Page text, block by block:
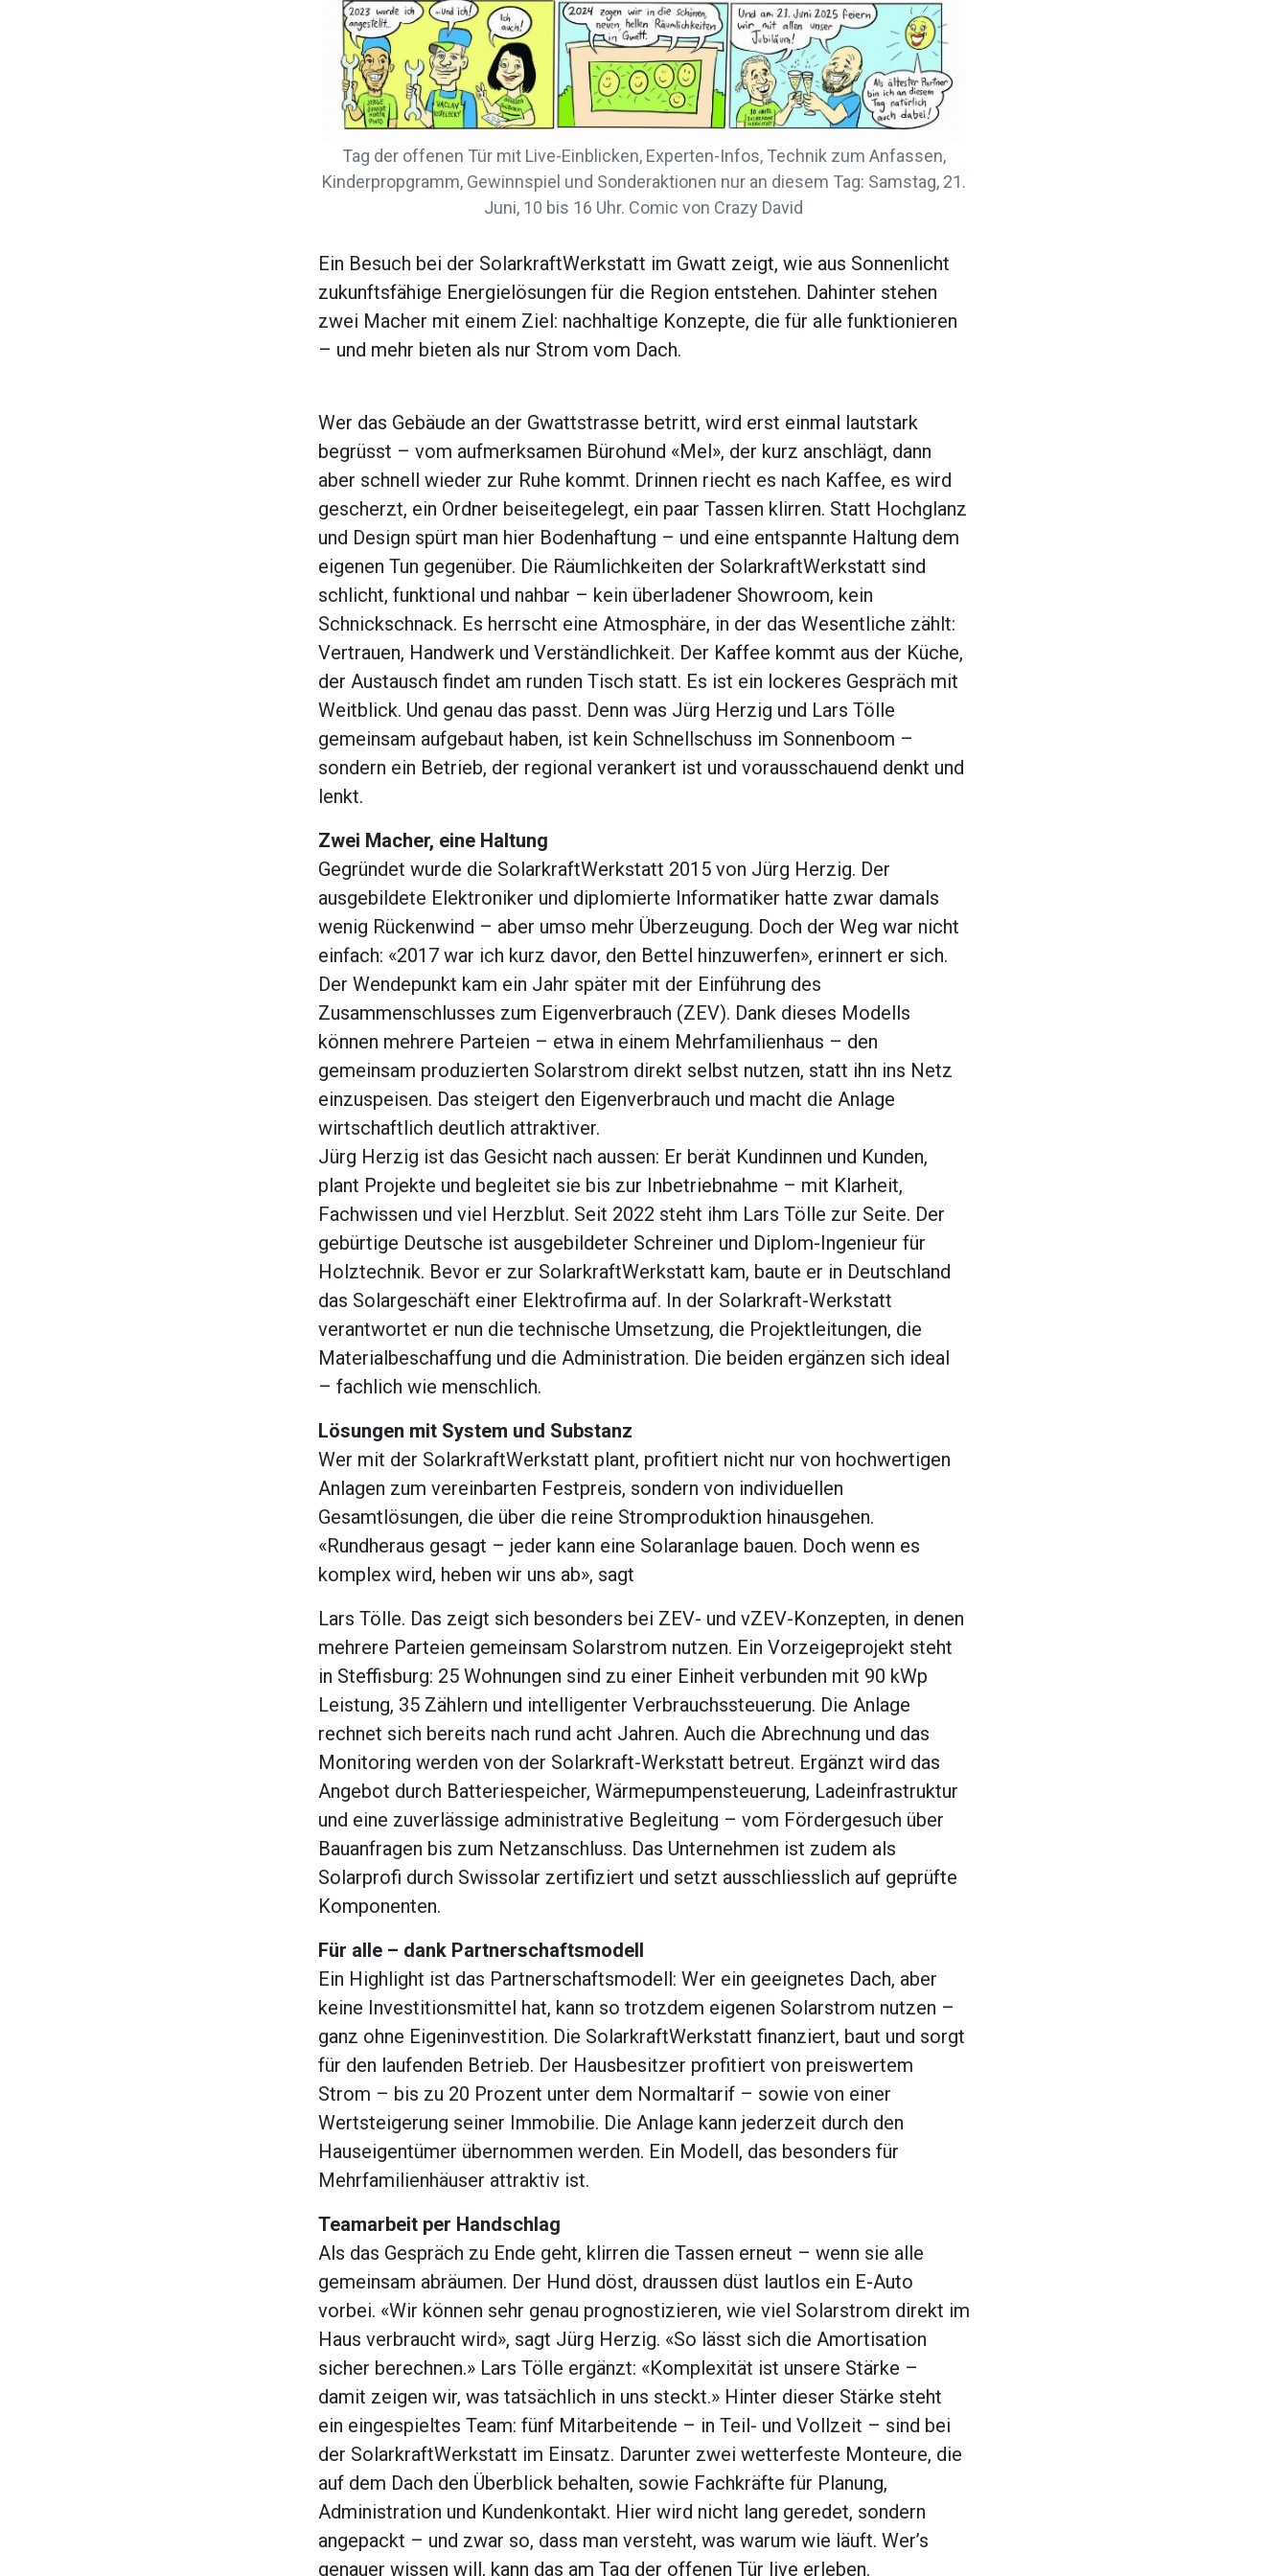
Tag der offenen Tür mit Live-Einblicken, Experten-Infos, Technik zum Anfassen,
Kinderpropgramm, Gewinnspiel und Sonderaktionen nur an diesem Tag: Samstag, 21.
Juni, 10 bis 16 Uhr. Comic von Crazy David
Ein Besuch bei der SolarkraftWerkstatt im Gwatt zeigt, wie aus Sonnenlicht
zukunftsfähige Energielösungen für die Region entstehen. Dahinter stehen
zwei Macher mit einem Ziel: nachhaltige Konzepte, die für alle funktionieren
– und mehr bieten als nur Strom vom Dach.
Wer das Gebäude an der Gwattstrasse betritt, wird erst einmal lautstark
begrüsst – vom aufmerksamen Bürohund «Mel», der kurz anschlägt, dann
aber schnell wieder zur Ruhe kommt. Drinnen riecht es nach Kaffee, es wird
gescherzt, ein Ordner beiseitegelegt, ein paar Tassen klirren. Statt Hochglanz
und Design spürt man hier Bodenhaftung – und eine entspannte Haltung dem
eigenen Tun gegenüber. Die Räumlichkeiten der SolarkraftWerkstatt sind
schlicht, funktional und nahbar – kein überladener Showroom, kein
Schnickschnack. Es herrscht eine Atmosphäre, in der das Wesentliche zählt:
Vertrauen, Handwerk und Verständlichkeit. Der Kaffee kommt aus der Küche,
der Austausch findet am runden Tisch statt. Es ist ein lockeres Gespräch mit
Weitblick. Und genau das passt. Denn was Jürg Herzig und Lars Tölle
gemeinsam aufgebaut haben, ist kein Schnellschuss im Sonnenboom –
sondern ein Betrieb, der regional verankert ist und vorausschauend denkt und
lenkt.
Zwei Macher, eine Haltung
Gegründet wurde die SolarkraftWerkstatt 2015 von Jürg Herzig. Der
ausgebildete Elektroniker und diplomierte Informatiker hatte zwar damals
wenig Rückenwind – aber umso mehr Überzeugung. Doch der Weg war nicht
einfach: «2017 war ich kurz davor, den Bettel hinzuwerfen», erinnert er sich.
Der Wendepunkt kam ein Jahr später mit der Einführung des
Zusammenschlusses zum Eigenverbrauch (ZEV). Dank dieses Modells
können mehrere Parteien – etwa in einem Mehrfamilienhaus – den
gemeinsam produzierten Solarstrom direkt selbst nutzen, statt ihn ins Netz
einzuspeisen. Das steigert den Eigenverbrauch und macht die Anlage
wirtschaftlich deutlich attraktiver.
Jürg Herzig ist das Gesicht nach aussen: Er berät Kundinnen und Kunden,
plant Projekte und begleitet sie bis zur Inbetriebnahme – mit Klarheit,
Fachwissen und viel Herzblut. Seit 2022 steht ihm Lars Tölle zur Seite. Der
gebürtige Deutsche ist ausgebildeter Schreiner und Diplom-Ingenieur für
Holztechnik. Bevor er zur SolarkraftWerkstatt kam, baute er in Deutschland
das Solargeschäft einer Elektrofirma auf. In der Solarkraft-Werkstatt
verantwortet er nun die technische Umsetzung, die Projektleitungen, die
Materialbeschaffung und die Administration. Die beiden ergänzen sich ideal
– fachlich wie menschlich.
Lösungen mit System und Substanz
Wer mit der SolarkraftWerkstatt plant, profitiert nicht nur von hochwertigen
Anlagen zum vereinbarten Festpreis, sondern von individuellen
Gesamtlösungen, die über die reine Stromproduktion hinausgehen.
«Rundheraus gesagt – jeder kann eine Solaranlage bauen. Doch wenn es
komplex wird, heben wir uns ab», sagt
Lars Tölle. Das zeigt sich besonders bei ZEV- und vZEV-Konzepten, in denen
mehrere Parteien gemeinsam Solarstrom nutzen. Ein Vorzeigeprojekt steht
in Steffisburg: 25 Wohnungen sind zu einer Einheit verbunden mit 90 kWp
Leistung, 35 Zählern und intelligenter Verbrauchssteuerung. Die Anlage
rechnet sich bereits nach rund acht Jahren. Auch die Abrechnung und das
Monitoring werden von der Solarkraft-Werkstatt betreut. Ergänzt wird das
Angebot durch Batteriespeicher, Wärmepumpensteuerung, Ladeinfrastruktur
und eine zuverlässige administrative Begleitung – vom Fördergesuch über
Bauanfragen bis zum Netzanschluss. Das Unternehmen ist zudem als
Solarprofi durch Swissolar zertifiziert und setzt ausschliesslich auf geprüfte
Komponenten.
Für alle – dank Partnerschaftsmodell
Ein Highlight ist das Partnerschaftsmodell: Wer ein geeignetes Dach, aber
keine Investitionsmittel hat, kann so trotzdem eigenen Solarstrom nutzen –
ganz ohne Eigeninvestition. Die SolarkraftWerkstatt finanziert, baut und sorgt
für den laufenden Betrieb. Der Hausbesitzer profitiert von preiswertem
Strom – bis zu 20 Prozent unter dem Normaltarif – sowie von einer
Wertsteigerung seiner Immobilie. Die Anlage kann jederzeit durch den
Hauseigentümer übernommen werden. Ein Modell, das besonders für
Mehrfamilienhäuser attraktiv ist.
Teamarbeit per Handschlag
Als das Gespräch zu Ende geht, klirren die Tassen erneut – wenn sie alle
gemeinsam abräumen. Der Hund döst, draussen düst lautlos ein E-Auto
vorbei. «Wir können sehr genau prognostizieren, wie viel Solarstrom direkt im
Haus verbraucht wird», sagt Jürg Herzig. «So lässt sich die Amortisation
sicher berechnen.» Lars Tölle ergänzt: «Komplexität ist unsere Stärke –
damit zeigen wir, was tatsächlich in uns steckt.» Hinter dieser Stärke steht
ein eingespieltes Team: fünf Mitarbeitende – in Teil- und Vollzeit – sind bei
der SolarkraftWerkstatt im Einsatz. Darunter zwei wetterfeste Monteure, die
auf dem Dach den Überblick behalten, sowie Fachkräfte für Planung,
Administration und Kundenkontakt. Hier wird nicht lang geredet, sondern
angepackt – und zwar so, dass man versteht, was warum wie läuft. Wer’s
genauer wissen will, kann das am Tag der offenen Tür live erleben.